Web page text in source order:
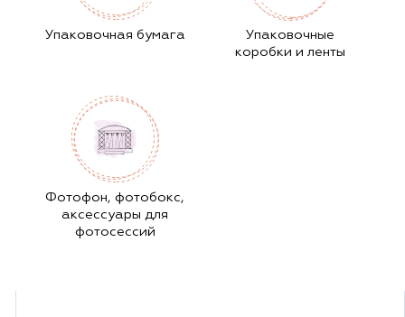
Упаковочная бумага
Упаковочные
коробки и ленты
Фотофон, фотобокс,
аксессуары для
фотосессий